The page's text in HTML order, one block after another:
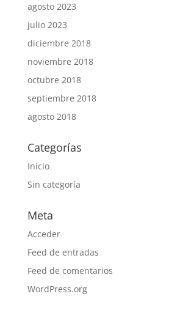
agosto 2023
julio 2023
diciembre 2018
noviembre 2018
octubre 2018
septiembre 2018
agosto 2018
Categorías
Inicio
Sin categoría
Meta
Acceder
Feed de entradas
Feed de comentarios
WordPress.org